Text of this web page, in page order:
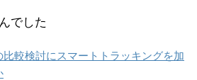
でした
比較検討にスマートトラッキングを加